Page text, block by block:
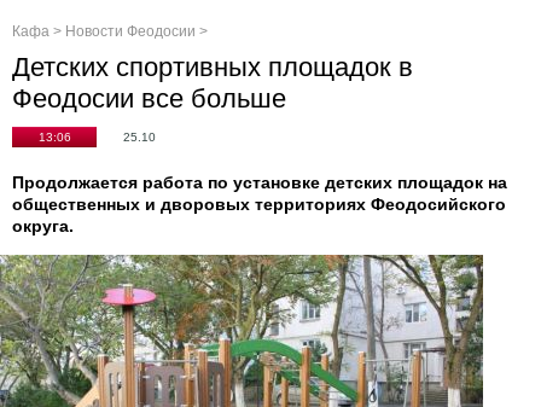
Кафа > Новости Феодосии >
Детских спортивных площадок в
Феодосии все больше
13:06 25.10
Продолжается работа по установке детских площадок на
общественных и дворовых территориях Феодосийского
округа.